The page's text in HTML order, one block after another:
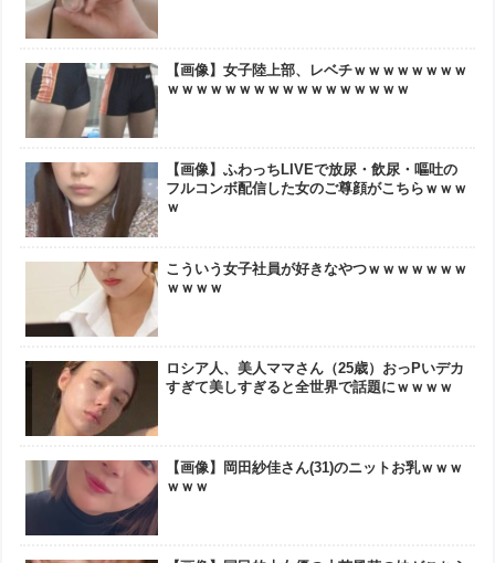
【画像】女子陸上部、レベチｗｗｗｗｗｗｗｗ
ｗｗｗｗｗｗｗｗｗｗｗｗｗｗｗｗｗ
【画像】ふわっちLIVEで放尿・飲尿・嘔吐の
フルコンボ配信した女のご尊顔がこちらｗｗｗ
ｗ
こういう女子社員が好きなやつｗｗｗｗｗｗｗ
ｗｗｗｗ
ロシア人、美人ママさん（25歳）おっPいデカ
すぎて美しすぎると全世界で話題にｗｗｗｗ
【画像】岡田紗佳さん(31)のニットお乳ｗｗｗ
ｗｗｗ